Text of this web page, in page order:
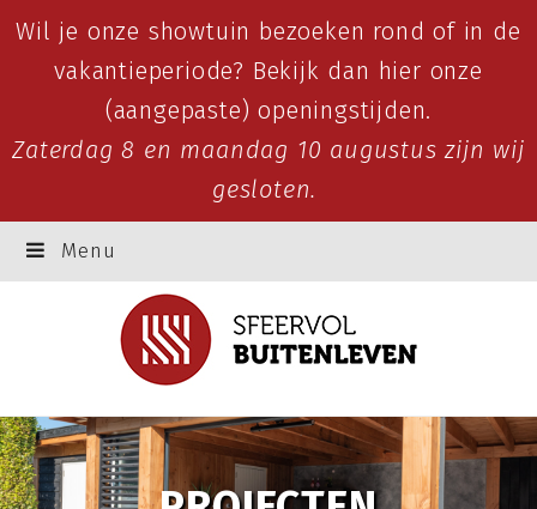
Wil je onze showtuin bezoeken rond of in de
vakantieperiode? Bekijk dan hier onze
(aangepaste) openingstijden.
Zaterdag 8 en maandag 10 augustus zijn wij
gesloten.
Menu